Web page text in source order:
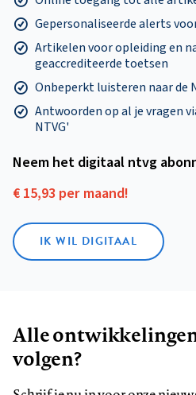
Gepersonaliseerde alerts
Artikelen voor opleiding en
geaccrediteerde toetsen
Onbeperkt luisteren naar de
Antwoorden op al je vragen
NTVG'
Neem het digitaal ntvg
€ 15,93 per maand!
IK WIL DIGITAAL
Alle
volgen?